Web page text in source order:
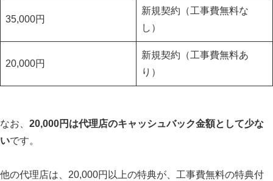
35,000円
新規契約（工事費無料な
し）
20,000円
新規契約（工事費無料あ
り）
なお、 20,000円は代理店のキャッシュバック金額として少な
いです。
他の代理店は、20,000円以上の特典が、工事費無料の特典付